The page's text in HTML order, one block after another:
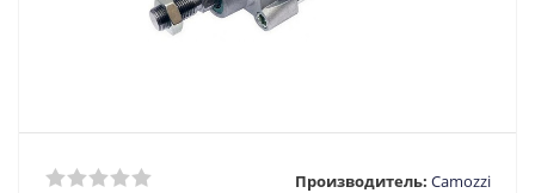
Производитель: Camozzi